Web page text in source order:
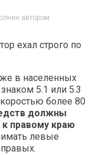
автором
ехал строго по
в населенных
5.1 или 5.3
более 80
должны
правому краю
левые